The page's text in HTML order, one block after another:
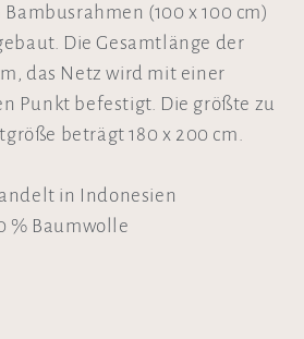
(100 x 100 cm)
Die Gesamtlänge der
das Netz wird mit einer
Punkt befestigt. Die größte zu
beträgt 180 x 200 cm.
in Indonesien
% Baumwolle